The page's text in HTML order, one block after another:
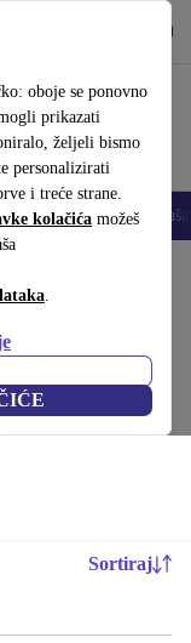
oboje se ponovno
prikazati
željeli bismo
personalizirati
i treće strane.
kolačića možeš
.
satovi Dodaci
jamstvo i 30
Sortiraj